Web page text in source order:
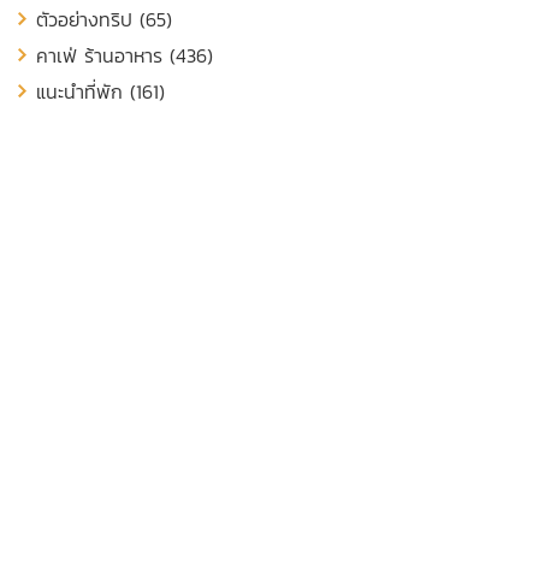
ตัวอย่างทริป (65)
คาเฟ่ ร้านอาหาร (436)
แนะนำที่พัก (161)